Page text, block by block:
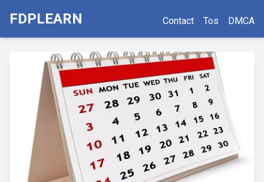
FDPLEARN Contact Tos DMCA